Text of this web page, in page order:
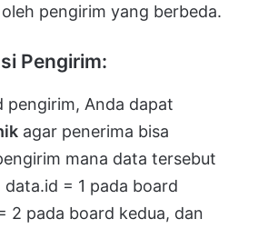
pengirim yang berbeda.
Pengirim:
pengirim, Anda dapat
agar penerima bisa
mana data tersebut
data.id = 1 pada board
2 pada board kedua, dan